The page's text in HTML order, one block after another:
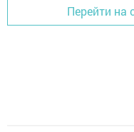
Перейти на